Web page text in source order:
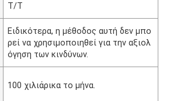
Τ/Τ
Ειδικότερα, η μέθοδος αυτή δεν μπο
ρεί να χρησιμοποιηθεί για την αξιολ
όγηση των κινδύνων.
100 χιλιάρικα το μήνα.